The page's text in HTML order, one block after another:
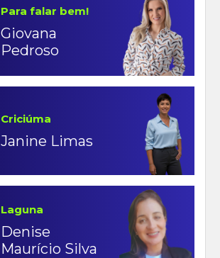
Para falar bem!
Giovana
Pedroso
Criciúma
Janine Limas
Laguna
Denise
Maurício Silva